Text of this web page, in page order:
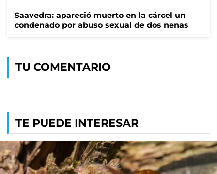
Saavedra: apareció muerto en la cárcel un
condenado por abuso sexual de dos nenas
TU COMENTARIO
TE PUEDE INTERESAR